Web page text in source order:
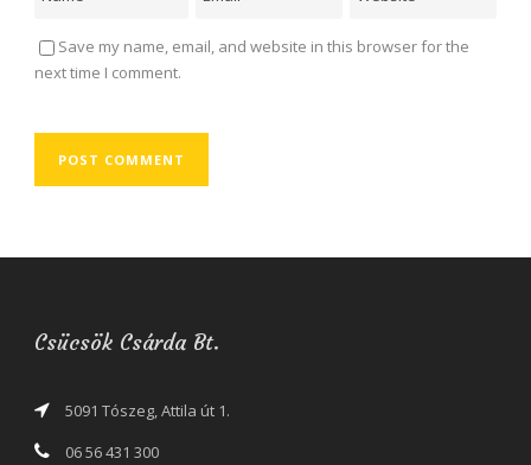
Save my name, email, and website in this browser for the
next time I comment.
Csücsök Csárda Bt.
5091 Tószeg, Attila út 1.
06 56 431 300